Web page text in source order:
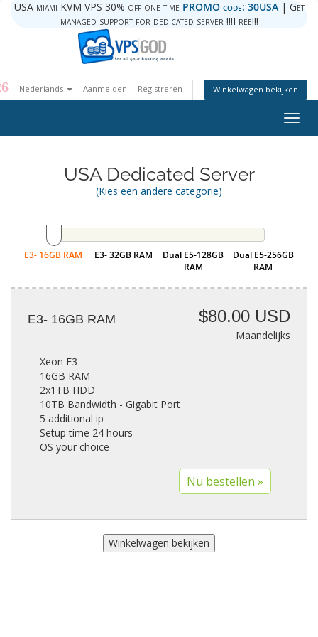
USA miami KVM VPS 30% off one time PROMO code: 30USA| Get
managed support for dedicated server !!!Free!!!
Nederlands Aanmelden Registreren Winkelwagen bekijken
USA Dedicated Server
(Kies een andere categorie)
E3- 16GB RAM E3- 32GB RAM
Dual E5-128GB
RAM
Dual E5-256GB
RAM
E3- 16GB RAM $80.00 USD
Maandelijks
Xeon E3
16GB RAM
2x1TB HDD
10TB Bandwidth - Gigabit Port
5 additional ip
Setup time 24 hours
OS your choice